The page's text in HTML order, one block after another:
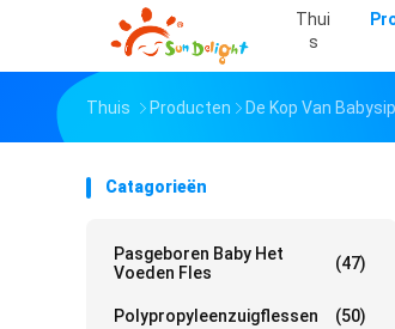
Thui
S
Thuis Producten De Kop Van
Catagorieën
Pasgeboren Baby Het
Voeden Fles
(47)
Polypropyleenzuigflessen (50)